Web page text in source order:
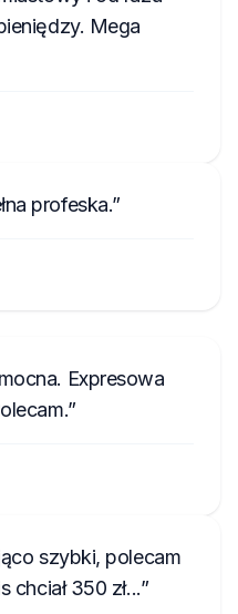
Mega
profeska.
Expresowa
szybki, polecam
chciał 350 zł...